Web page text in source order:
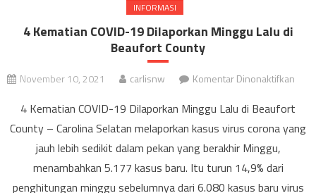
INFORMASI
4 Kematian COVID-19 Dilaporkan Minggu Lalu di
Beaufort County
November 10, 2021 carlisnw Komentar Dinonaktifkan
4 Kematian COVID-19 Dilaporkan Minggu Lalu di Beaufort
County – Carolina Selatan melaporkan kasus virus corona yang
jauh lebih sedikit dalam pekan yang berakhir Minggu,
menambahkan 5.177 kasus baru. Itu turun 14,9% dari
penghitungan minggu sebelumnya dari 6.080 kasus baru virus